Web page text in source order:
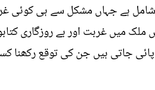
ہے جہاں مشکل سے ہی کوئی
ملک میں غربت اور بے روزگاری
جاتی ہیں جن کی توقع رکھنا